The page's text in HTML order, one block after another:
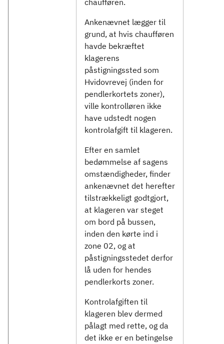
chaufføren.
Ankenævnet lægger til
grund, at hvis chaufføren
havde bekræftet
klagerens
påstigningssted som
Hvidovrevej (inden for
pendlerkortets zoner),
ville kontrolløren ikke
have udstedt nogen
kontrolafgift til klageren.
Efter en samlet
bedømmelse af sagens
omstændigheder, finder
ankenævnet det herefter
tilstrækkeligt godtgjort,
at klageren var steget
om bord på bussen,
inden den kørte ind i
zone 02, og at
påstigningsstedet derfor
lå uden for hendes
pendlerkorts zoner.
Kontrolafgiften til
klageren blev dermed
pålagt med rette, og da
det ikke er en betingelse